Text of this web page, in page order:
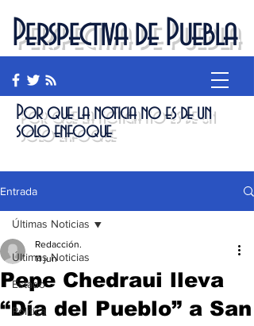
Perspectiva de Puebla
Por que la noticia no es de un
solo enfoque
Entrada
Últimas Noticias
Estado
Política
Últimas Noticias
Pepe Chedraui lleva
“Día del Pueblo” a San
Redacción.
11 jun